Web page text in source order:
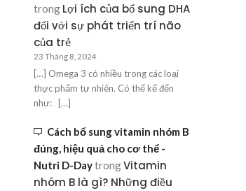
trong Lợi ích của bổ sung DHA
đối với sự phát triển trí não
của trẻ
23 Tháng 8, 2024
[…] Omega 3 có nhiều trong các loại
thực phẩm tự nhiên. Có thể kể đến
như: […]
Cách bổ sung vitamin nhóm B
đúng, hiệu quả cho cơ thể -
Nutri D-DaytrongVitamin
nhóm B là gì? Những điều